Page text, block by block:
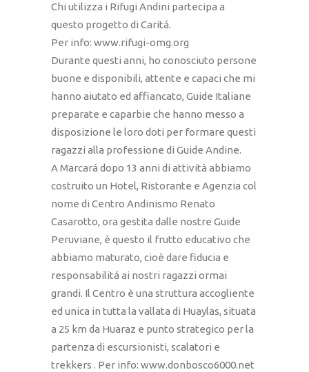
Chi utilizza i Rifugi Andini partecipa a
questo progetto di Caritá.
Per info: www.rifugi-omg.org
Durante questi anni, ho conosciuto persone
buone e disponibili, attente e capaci che mi
hanno aiutato ed affiancato, Guide Italiane
preparate e caparbie che hanno messo a
disposizione le loro doti per formare questi
ragazzi alla professione di Guide Andine.
A Marcará dopo 13 anni di attività abbiamo
costruito un Hotel, Ristorante e Agenzia col
nome di Centro Andinismo Renato
Casarotto, ora gestita dalle nostre Guide
Peruviane, è questo il frutto educativo che
abbiamo maturato, cioè dare fiducia e
responsabilitá ai nostri ragazzi ormai
grandi. Il Centro è una struttura accogliente
ed unica in tutta la vallata di Huaylas, situata
a 25 km da Huaraz e punto strategico per la
partenza di escursionisti, scalatori e
trekkers . Per info: www.donbosco6000.net